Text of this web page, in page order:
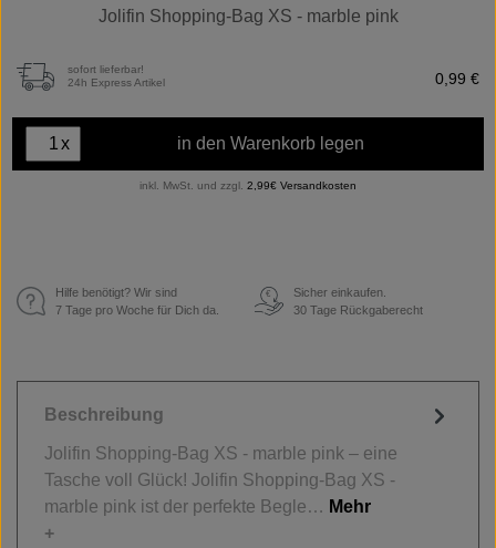
Jolifin Shopping-Bag XS - marble pink
sofort lieferbar!
24h Express Artikel
0,99 €
x in den Warenkorb legen
inkl. MwSt. und zzgl. 2,99€ Versandkosten
Hilfe benötigt? Wir sind
7 Tage pro Woche für Dich da.
€
Sicher einkaufen.
30 Tage Rückgaberecht
Beschreibung
Jolifin Shopping-Bag XS - marble pink – eine
Tasche voll Glück! Jolifin Shopping-Bag XS -
marble pink ist der perfekte Begle… Mehr